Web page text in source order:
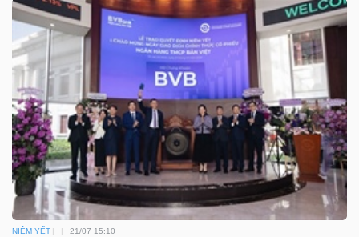
NIÊM YẾT 21/07 15:10
BẤT
ĐỘNG
SẢN
Mã
chứng
khoán
(-)